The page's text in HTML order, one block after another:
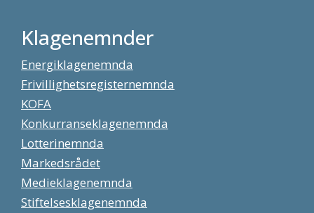
Klagenemnder
Energiklagenemnda
Frivillighetsregisternemnda
KOFA
Konkurranseklagenemnda
Lotterinemnda
Markedsrådet
Medieklagenemnda
Stiftelsesklagenemnda